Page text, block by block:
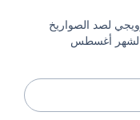
لصد الصواريخ
لشهر أغسطس